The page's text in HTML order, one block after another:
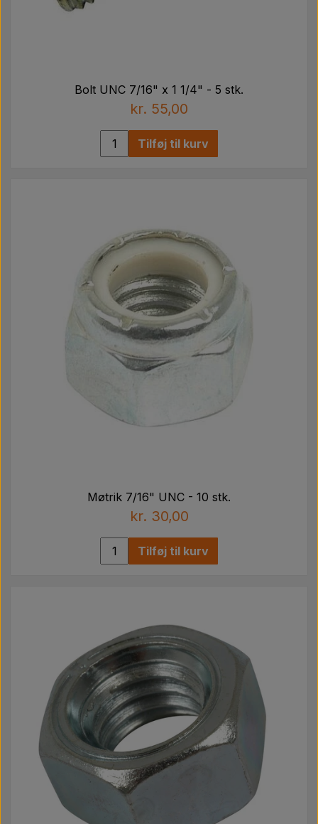
Bolt UNC 7/16" x 1 1/4" - 5 stk.
kr. 55,00
Tilføj til kurv
Møtrik 7/16" UNC - 10 stk.
kr. 30,00
Tilføj til kurv